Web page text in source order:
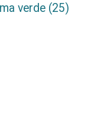
verde(25)